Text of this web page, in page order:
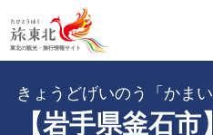
【岩手県釜石
きょうどげいのう「かま